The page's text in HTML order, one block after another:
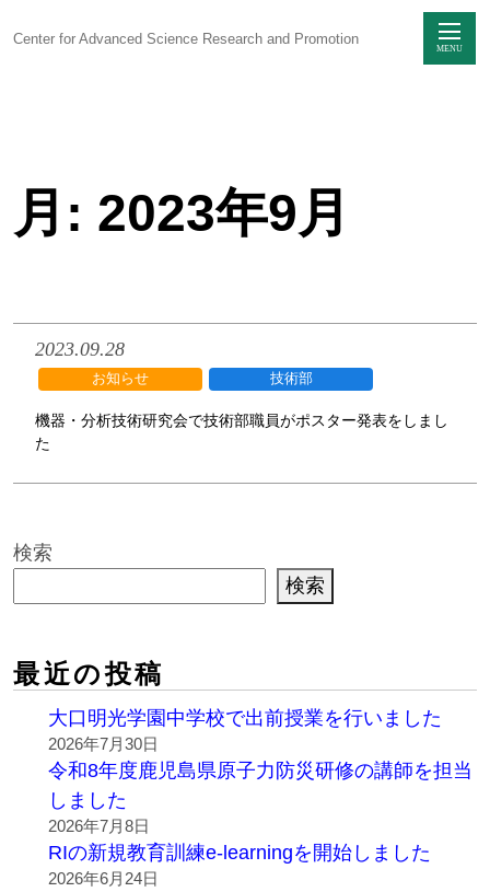
Center for Advanced Science Research and Promotion
MENU
センターに ついて
月: 2023年9月
2023.09.28
お知らせ 技術部
機器・分析技術研究会で技術部職員がポスター発表をしまし
た
検索
検索
最近の投稿
大口明光学園中学校で出前授業を行いました
2026年7月30日
令和8年度鹿児島県原子力防災研修の講師を担当
しました
2026年7月8日
RIの新規教育訓練e-learningを開始しました
2026年6月24日